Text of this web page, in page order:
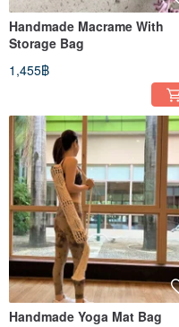
Handmade Macrame With
Storage Bag
1,455฿
Handmade Yoga Mat Bag